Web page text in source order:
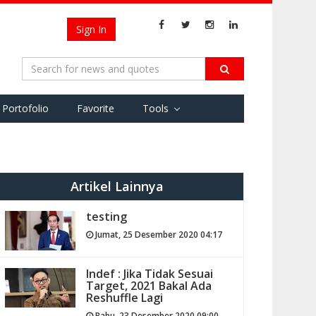
Sign In
Portofolio Favorite Tools
Artikel Lainnya
testing
Jumat, 25 Desember 2020 04:17
Indef : Jika Tidak Sesuai
Target, 2021 Bakal Ada
Reshuffle Lagi